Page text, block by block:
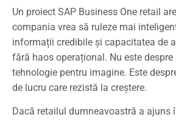
Un proiect SAP Business One retail
compania vrea să ruleze mai
informații credibile și capacitatea de
fără haos operațional. Nu este despre
tehnologie pentru imagine. Este
de lucru care rezistă la creștere.
Dacă retailul dumneavoastră a ajuns